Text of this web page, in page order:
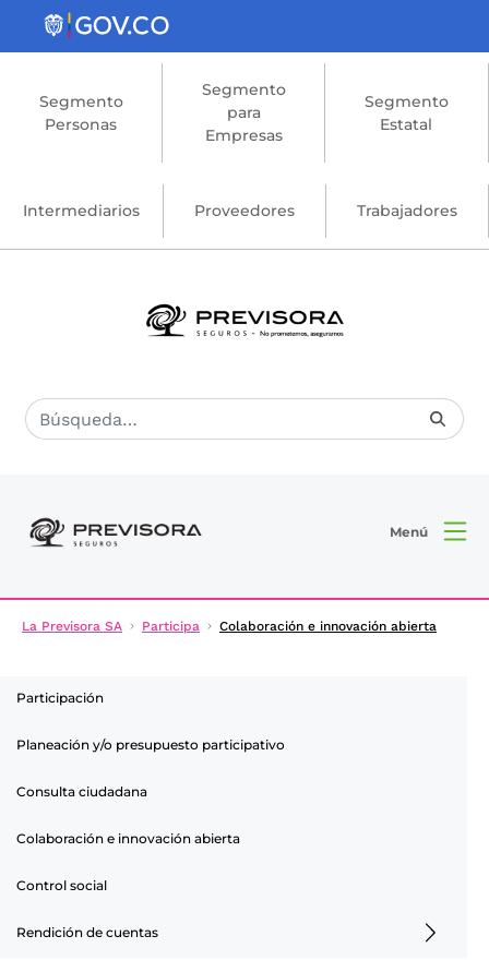
Saltar al contenido principal
Segmento
Personas
Segmento
para
Empresas
Segmento
Estatal
Intermediarios Proveedores Trabajadores
Menú
La Previsora SA Participa Colaboración e innovación abierta
Participación
Planeación y/o presupuesto participativo
Consulta ciudadana
Colaboración e innovación abierta
Control social
Rendición de cuentas